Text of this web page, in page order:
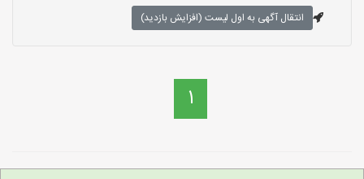
انتقال آگهی به اول لیست (افزایش بازدید)
1